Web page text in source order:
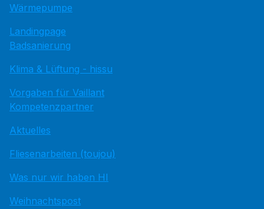
Wärmepumpe
Landingpage
Badsanierung
Klima & Lüftung - hissu
Vorgaben für Vaillant
Kompetenzpartner
Aktuelles
Fliesenarbeiten (toujou)
Was nur wir haben HI
Weihnachtspost